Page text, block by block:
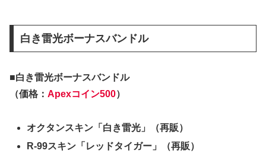
白き雷光ボーナスバンドル
■白き雷光ボーナスバンドル
（価格： Apexコイン500）
オクタンスキン「白き雷光」（再販）
R-99スキン「レッドタイガー」（再販）